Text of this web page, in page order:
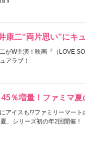
康二“両片思い”にキ
がW主演！映画『（LOVE
アラブ！
％増量！ファミマ
アイスも!?ファミリーマー
、シリーズ初の年2回開催！